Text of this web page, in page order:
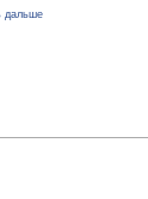
дальше